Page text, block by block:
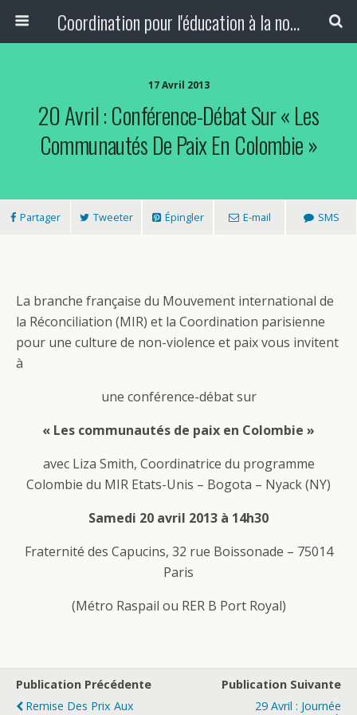
Coordination pour l'éducation à la non-violence et à la paix
17 Avril 2013
20 Avril : Conférence-Débat Sur « Les
Communautés De Paix En Colombie »
Partager Tweeter Épingler E-mail SMS
La branche française du Mouvement international de
la Réconciliation (MIR) et la Coordination parisienne
pour une culture de non-violence et paix vous invitent
à
une conférence-débat sur
« Les communautés de paix en Colombie »
avec Liza Smith, Coordinatrice du programme
Colombie du MIR Etats-Unis – Bogota – Nyack (NY)
Samedi 20 avril 2013 à 14h30
Fraternité des Capucins, 32 rue Boissonade – 75014
Paris
(Métro Raspail ou RER B Port Royal)
Publication Précédente
Remise Des Prix Aux
Publication Suivante
29 Avril : Journée